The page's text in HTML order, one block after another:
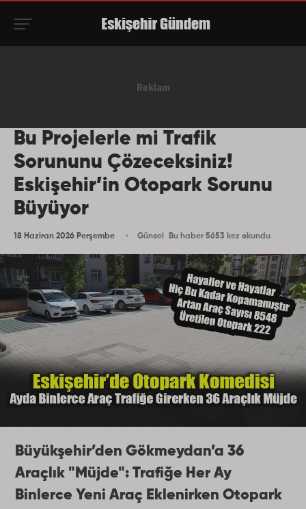
Bu Projelerle mi Trafik
Sorununu Çözeceksiniz!
Eskişehir’in Otopark Sorunu
Büyüyor
18 Haziran 2026 Perşembe Güncel Bu haber 5653 kez okundu
Büyükşehir’den Gökmeydan’a 36
Araçlık "Müjde": Trafiğe Her Ay
Binlerce Yeni Araç Eklenirken Otopark